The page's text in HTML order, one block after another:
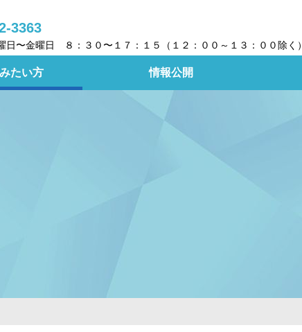
3363
日〜金曜日 ８：３０〜１７：１５（１２：００～１３：００除く）
たい方 情報公開